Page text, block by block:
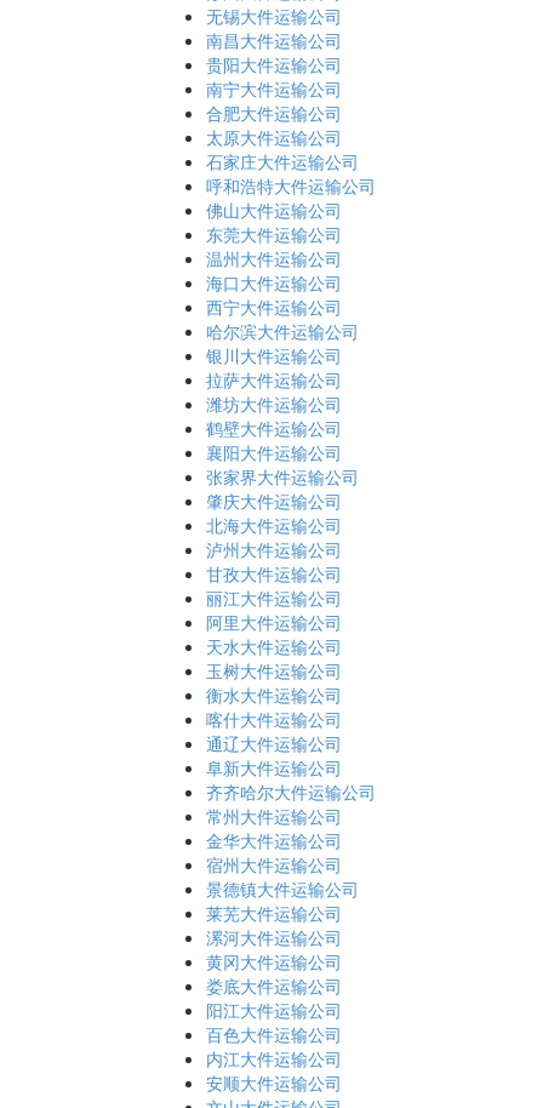
无锡大件运输公司
南昌大件运输公司
贵阳大件运输公司
南宁大件运输公司
合肥大件运输公司
太原大件运输公司
石家庄大件运输公司
呼和浩特大件运输公司
佛山大件运输公司
东莞大件运输公司
温州大件运输公司
海口大件运输公司
西宁大件运输公司
哈尔滨大件运输公司
银川大件运输公司
拉萨大件运输公司
潍坊大件运输公司
鹤壁大件运输公司
襄阳大件运输公司
张家界大件运输公司
肇庆大件运输公司
北海大件运输公司
泸州大件运输公司
甘孜大件运输公司
丽江大件运输公司
阿里大件运输公司
天水大件运输公司
玉树大件运输公司
衡水大件运输公司
喀什大件运输公司
通辽大件运输公司
阜新大件运输公司
齐齐哈尔大件运输公司
常州大件运输公司
金华大件运输公司
宿州大件运输公司
景德镇大件运输公司
莱芜大件运输公司
漯河大件运输公司
黄冈大件运输公司
娄底大件运输公司
阳江大件运输公司
百色大件运输公司
内江大件运输公司
安顺大件运输公司